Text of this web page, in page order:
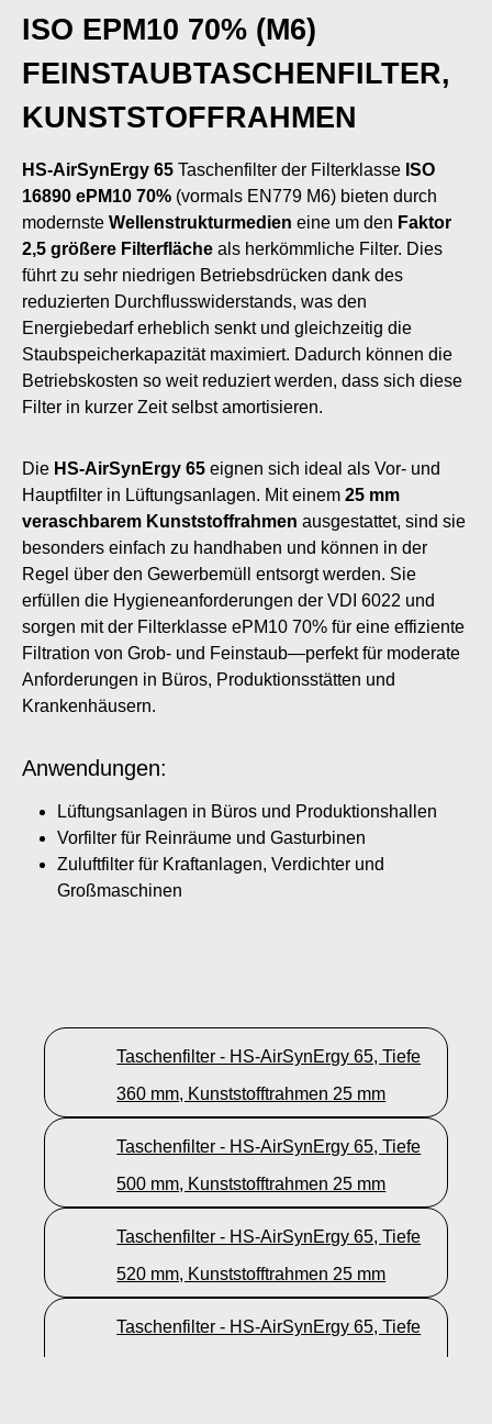
ISO EPM10 70% (M6)
FEINSTAUBTASCHENFILTER,
KUNSTSTOFFRAHMEN
HS-AirSynErgy 65 Taschenfilter der Filterklasse ISO
16890 ePM10 70% (vormals EN779 M6) bieten durch
modernste Wellenstrukturmedien eine um den Faktor
2,5 größere Filterfläche als herkömmliche Filter. Dies
führt zu sehr niedrigen Betriebsdrücken dank des
reduzierten Durchflusswiderstands, was den
Energiebedarf erheblich senkt und gleichzeitig die
Staubspeicherkapazität maximiert. Dadurch können die
Betriebskosten so weit reduziert werden, dass sich diese
Filter in kurzer Zeit selbst amortisieren.
Die HS-AirSynErgy 65 eignen sich ideal als Vor- und
Hauptfilter in Lüftungsanlagen. Mit einem 25 mm
veraschbarem Kunststoffrahmen ausgestattet, sind sie
besonders einfach zu handhaben und können in der
Regel über den Gewerbemüll entsorgt werden. Sie
erfüllen die Hygieneanforderungen der VDI 6022 und
sorgen mit der Filterklasse ePM10 70% für eine effiziente
Filtration von Grob- und Feinstaub—perfekt für moderate
Anforderungen in Büros, Produktionsstätten und
Krankenhäusern.
Anwendungen:
Lüftungsanlagen in Büros und Produktionshallen
Vorfilter für Reinräume und Gasturbinen
Zuluftfilter für Kraftanlagen, Verdichter und
Großmaschinen
Taschenfilter - HS-AirSynErgy 65, Tiefe
360 mm, Kunststofftrahmen 25 mm
Taschenfilter - HS-AirSynErgy 65, Tiefe
500 mm, Kunststofftrahmen 25 mm
Taschenfilter - HS-AirSynErgy 65, Tiefe
520 mm, Kunststofftrahmen 25 mm
Taschenfilter - HS-AirSynErgy 65, Tiefe